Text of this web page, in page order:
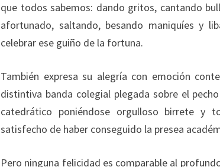
que todos sabemos: dando gritos, cantando
afortunado, saltando, besando maniquíes y
celebrar ese guiño de la fortuna.
También expresa su alegría con emoción
distintiva banda colegial plegada sobre el
catedrático poniéndose orgulloso birrete y
satisfecho de haber conseguido la presea
Pero ninguna felicidad es comparable al